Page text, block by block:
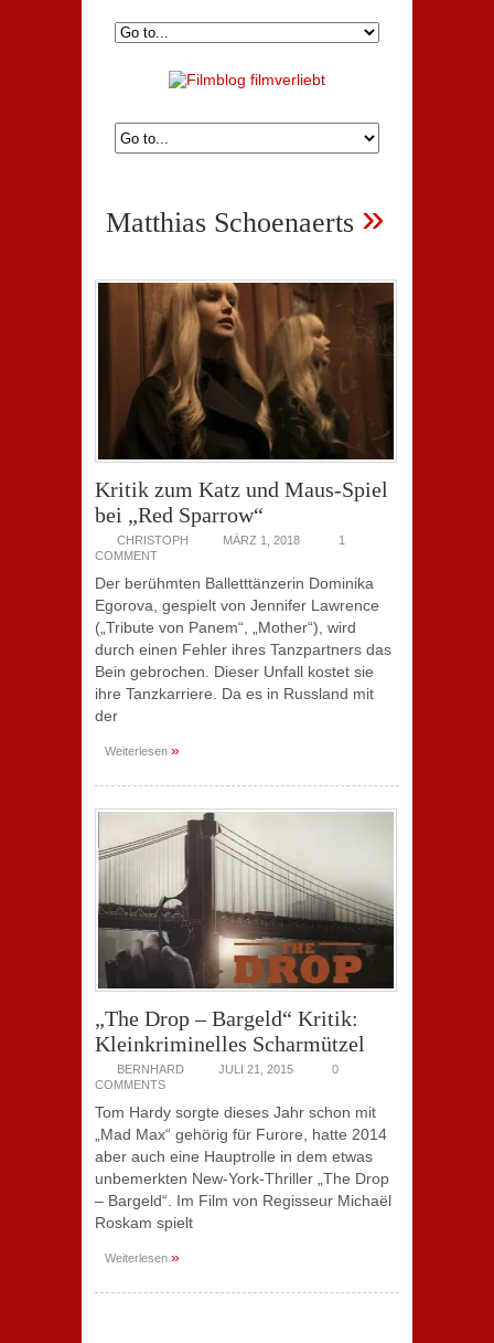
Matthias Schoenaerts »
Kritik zum Katz und Maus-Spiel
bei „Red Sparrow“
CHRISTOPH MÄRZ 1, 2018
1
COMMENT
Der berühmten Balletttänzerin Dominika
Egorova, gespielt von Jennifer Lawrence
(„Tribute von Panem“, „Mother“), wird
durch einen Fehler ihres Tanzpartners das
Bein gebrochen. Dieser Unfall kostet sie
ihre Tanzkarriere. Da es in Russland mit
der
Weiterlesen »
„The Drop – Bargeld“ Kritik:
Kleinkriminelles Scharmützel
BERNHARD JULI 21, 2015
0
COMMENTS
Tom Hardy sorgte dieses Jahr schon mit
„Mad Max“ gehörig für Furore, hatte 2014
aber auch eine Hauptrolle in dem etwas
unbemerkten New-York-Thriller „The Drop
– Bargeld“. Im Film von Regisseur Michaël
Roskam spielt
Weiterlesen »